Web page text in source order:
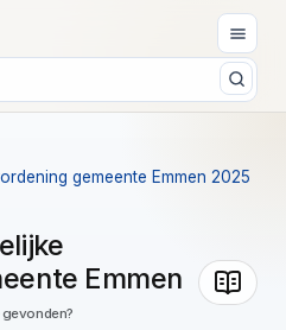
gemeente Emmen 2025
Emmen